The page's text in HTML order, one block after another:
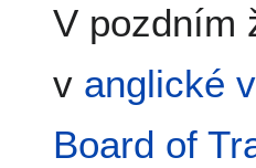
V pozdním
v anglické
Board of